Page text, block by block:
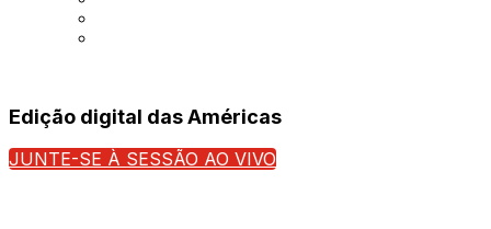
Edição digital das Américas
JUNTE-SE À SESSÃO AO VIVO